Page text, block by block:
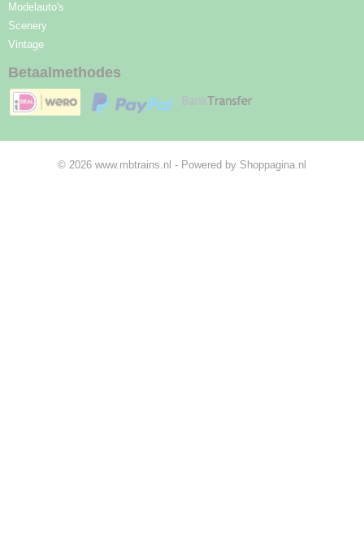
Modelauto's
Scenery
Vintage
Betaalmethodes
© 2026 www.mbtrains.nl - Powered by Shoppagina.nl